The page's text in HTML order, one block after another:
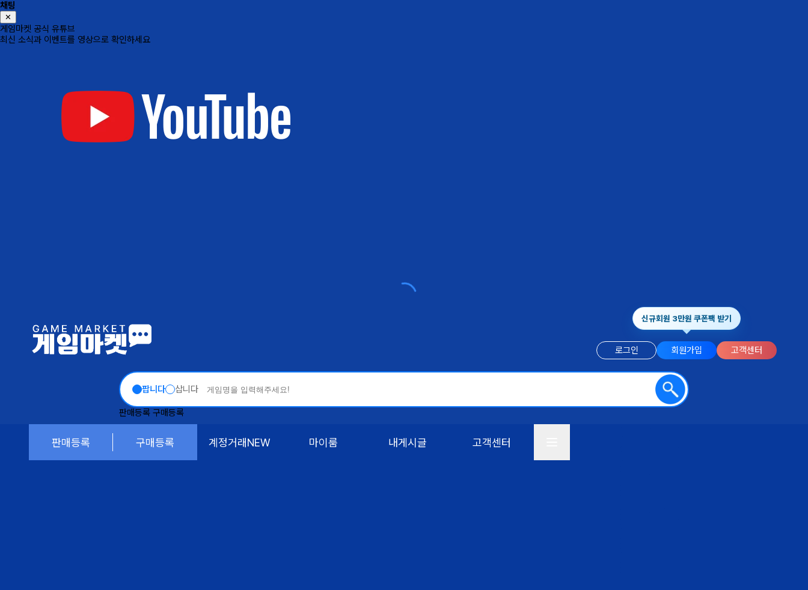
채팅
✕
게임마켓 공식 유튜브
최신 소식과 이벤트를 영상으로 확인하세요
로그인 회원가입 고객센터
신규회원 3만원 쿠폰팩 받기
팝니다 삽니다
판매등록 구매등록
판매등록 구매등록 계정거래NEW 마이룸 내게시글 고객센터